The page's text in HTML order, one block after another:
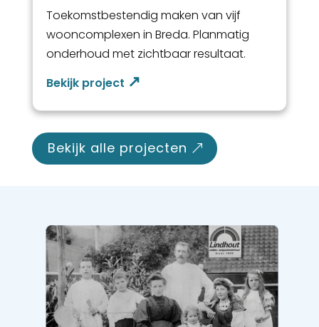
Toekomstbestendig maken van vijf
wooncomplexen in Breda. Planmatig
onderhoud met zichtbaar resultaat.
bekijk alle projecten